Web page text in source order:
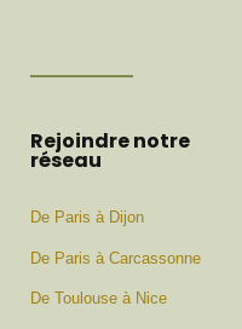
Rejoindre notre
réseau
De Paris à Dijon
De Paris à Carcassonne
De Toulouse à Nice